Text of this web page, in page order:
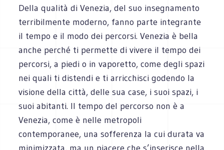
Della qualità di Venezia, del suo insegnamento
terribilmente moderno, fanno parte integrante
il tempo e il modo dei percorsi. Venezia è bella
anche perché ti permette di vivere il tempo dei
percorsi, a piedi o in vaporetto, come degli spazi
nei quali ti distendi e ti arricchisci godendo la
visione della città, delle sua case, i suoi spazi, i
suoi abitanti. Il tempo del percorso non è a
Venezia, come è nelle metropoli
contemporanee, una sofferenza la cui durata va